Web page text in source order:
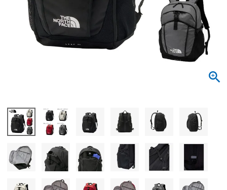
ローファー
カジュアルシューズ
ウェア
Parade
SKECHERS
スニーカー
ビジネス・ドレスシューズ
ワークシューズ
ブーツ
ウェア
レインシューズ
スニーカー
ブーツ
Parade
SKECHERS
すべての商品
レディース新入荷
すべての商品
キッズSALE
バッグ
ボディバッグ
ハンドバッグ
ビジネスバッグ
すべての商品
ケア用品
雑貨
ご利用ガイド